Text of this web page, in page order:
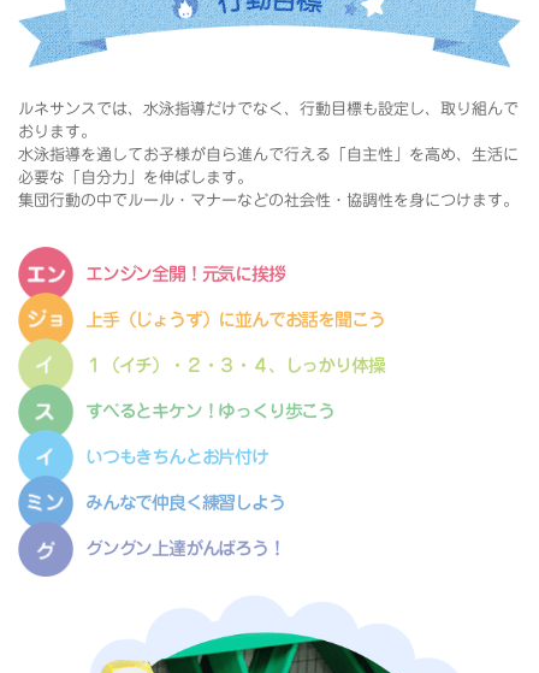
ルネサンスでは、水泳指導だけでなく、行動目標も設定し、取り組んで
おります。
水泳指導を通してお子様が自ら進んで行える「自主性」を高め、生活に
必要な「自分力」を伸ばします。
集団行動の中でルール・マナーなどの社会性・協調性を身につけます。
エンジン全開！元気に挨拶
上手（じょうず）に並んでお話を聞こう
１（イチ）・２・３・４、しっかり体操
すべるとキケン！ゆっくり歩こう
いつもきちんとお片付け
みんなで仲良く練習しよう
グングン上達がんばろう！